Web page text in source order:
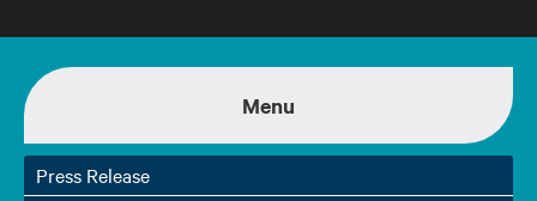
h
Menu
Press Release